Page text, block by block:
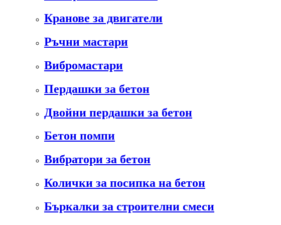
Кранове за двигатели
Ръчни мастари
Вибромастари
Пердашки за бетон
Двойни пердашки за бетон
Бетон помпи
Вибратори за бетон
Колички за посипка на бетон
Бъркалки за строителни смеси